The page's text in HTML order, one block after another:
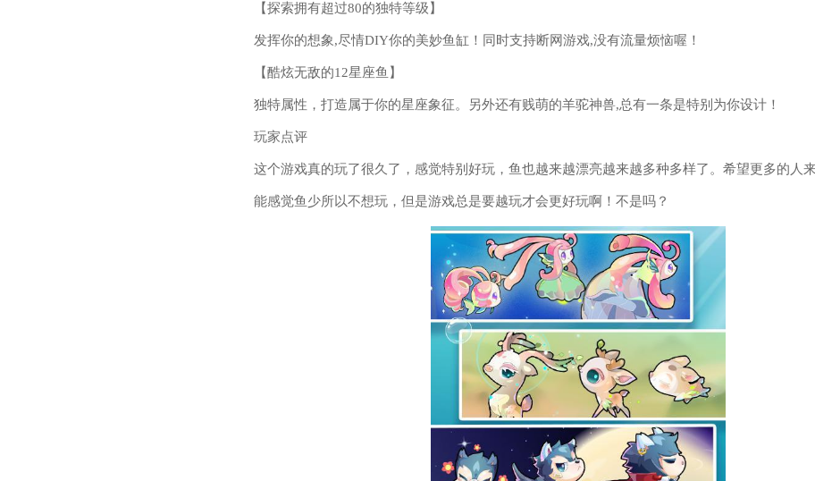
【探索拥有超过80的独特等级】
发挥你的想象,尽情DIY你的美妙鱼缸！同时支持断网游戏,没有流量烦恼喔！
【酷炫无敌的12星座鱼】
独特属性，打造属于你的星座象征。另外还有贱萌的羊驼神兽,总有一条是特别为你设计！
玩家点评
这个游戏真的玩了很久了，感觉特别好玩，鱼也越来越漂亮越来越多种多样了。希望更多的人
能感觉鱼少所以不想玩，但是游戏总是要越玩才会更好玩啊！不是吗？